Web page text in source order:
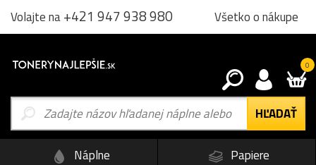
Volajte na+421 947 938 980 Všetko o nákupe
0
Náplne
Papiere